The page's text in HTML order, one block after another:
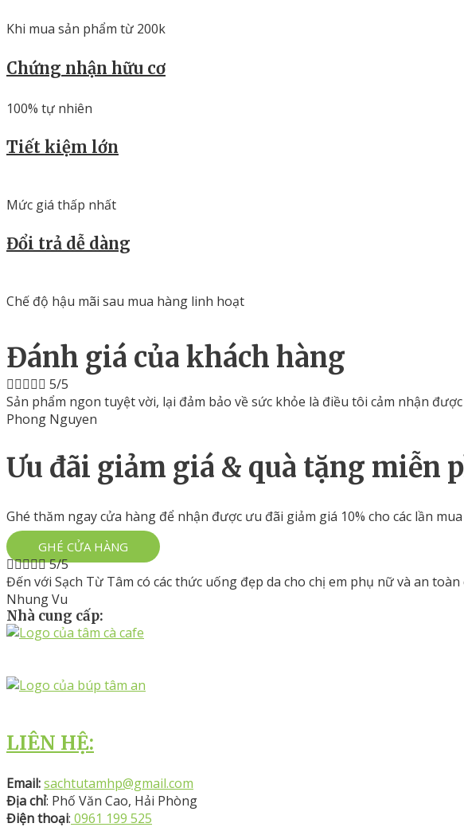
Khi mua sản phẩm từ 200k
Chứng nhận hữu cơ
100% tự nhiên
Tiết kiệm lớn
Mức giá thấp nhất
Đổi trả dễ dàng
Chế độ hậu mãi sau mua hàng linh hoạt
Đánh giá của khách hàng
 5/5
Sản phẩm ngon tuyệt vời, lại đảm bảo về sức khỏe là điều tôi cảm nhận
Phong Nguyen
Ưu đãi giảm giá & quà tặng miễn
Ghé thăm ngay cửa hàng để nhận được ưu đãi giảm giá 10% cho các lần
GHÉ CỬA HÀNG
5/5
Đến với Sạch Từ Tâm có các thức uống đẹp da cho chị em phụ nữ và an
Nhung Vu
Nhà cung cấp:
LIÊN HỆ:
Email:sachtutamhp@gmail.com
Địa chỉ: Phố Văn Cao, Hải Phòng
Điện thoại: 0961 199 525